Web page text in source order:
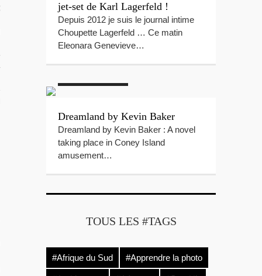
SUR L’ÉQUIPAGE DE BEG-HIR
PHOTO
jet-set de Karl Lagerfeld !
Depuis 2012 je suis le journal intime
Choupette Lagerfeld … Ce matin
Eleonara Genevieve…
#Brooklyn
Dreamland by Kevin Baker
Dreamland by Kevin Baker : A novel
taking place in Coney Island
amusement…
TOUS LES #TAGS
#Afrique du Sud #Apprendre la photo